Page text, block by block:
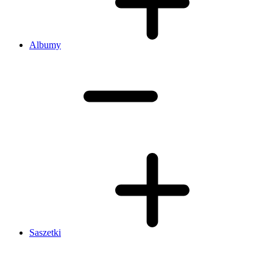
Albumy
Saszetki